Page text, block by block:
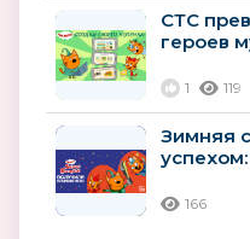
СТС
героев
в новых...
1 119
Зимняя
166